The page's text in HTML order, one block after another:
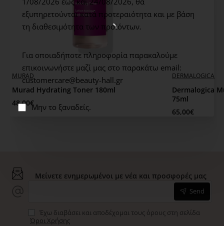
εξυπηρετούνται κατά προτεραιότητα και με βάση
τη διαθεσιμότητα των προϊόντων.
Για οποιαδήποτε πληροφορία παρακαλούμε
επικοινωνήστε μαζί μας στο παρακάτω email:
customercare@beauty-hall.gr
Μην το ξαναδείς.
ποσότητα περιοφθαλμικά (γύρω από το οστό του
ματιού).
MURAD
Murad Hydrating Toner 180ml
48,00€
DERMALOGICA
Dermalogica
75ml
65,00€
Μείνετε ενημερωμένοι με νέα και προσφορές μας
Send
Έχω διαβάσει και αποδέχομαι τους όρους στη σελίδα
Όροι Χρήσης